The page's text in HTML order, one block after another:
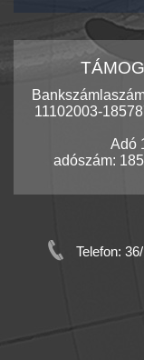
11102003-
Adó
adószám:
Telefon: